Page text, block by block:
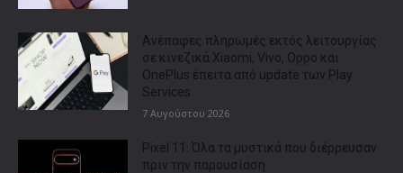
Ανέπαφες πληρωμές εκτός λειτουργίας
σε κινεζικά Xiaomi, Vivo, Oppo και
OnePlus έπειτα από update των Play
Services
7 Αυγούστου 2026
Pixel 11: Όλα τα μυστικά που διέρρευσαν
πριν την παρουσίαση